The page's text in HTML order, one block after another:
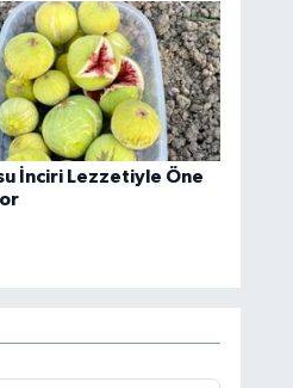
İnciri Lezzetiyle Öne